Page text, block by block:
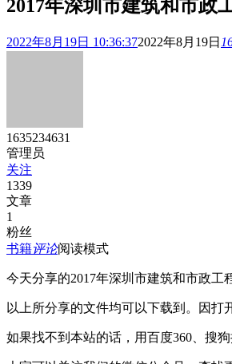
2017年深圳市建筑和市政
2022年8月19日 10:36:372022年8月19日
1635234631
管理员
关注
1339
文章
1
粉丝
书籍评论阅读模式
今天分享的2017年深圳市建筑和市政工
以上所分享的文件均可以下载到。因打
如果找不到本站的话，用百度360、搜